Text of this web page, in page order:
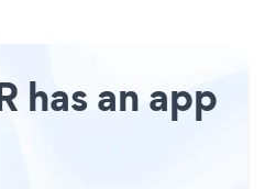
has an app